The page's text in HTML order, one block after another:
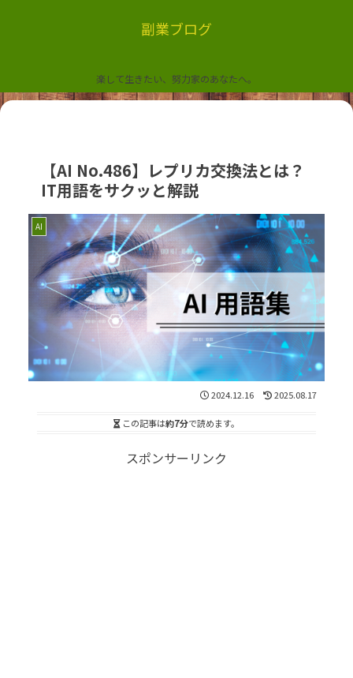
副業ブログ
楽して生きたい、努力家のあなたへ。
【AI No.486】レプリカ交換法とは？
IT用語をサクッと解説
AI
2024.12.16 2025.08.17
この記事は約7分で読めます。
スポンサーリンク